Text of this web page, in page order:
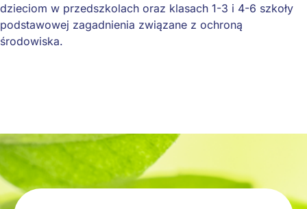
dzieciom w przedszkolach oraz klasach 1-3 i 4-6 szkoły
podstawowej zagadnienia związane z ochroną
środowiska.